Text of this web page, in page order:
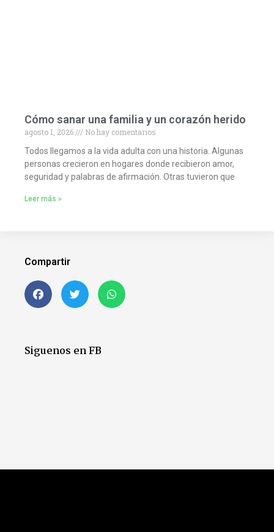
Cómo sanar una familia y un corazón herido
agosto 1, 2026
No hay comentarios
Todos llegamos a la vida adulta con una historia. Algunas
personas crecieron en hogares donde recibieron amor,
seguridad y palabras de afirmación. Otras tuvieron que
Leer más »
Compartir
Siguenos en FB